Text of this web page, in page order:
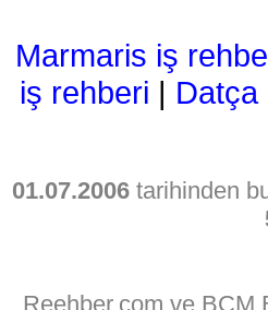
Marmaris iş
iş rehberi | Datça
01.07.2006 tarihinden
Reehber.com ve BCM